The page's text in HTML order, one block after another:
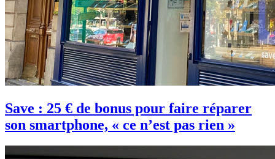
Save : 25 € de bonus pour faire réparer
son smartphone, « ce n’est pas rien »